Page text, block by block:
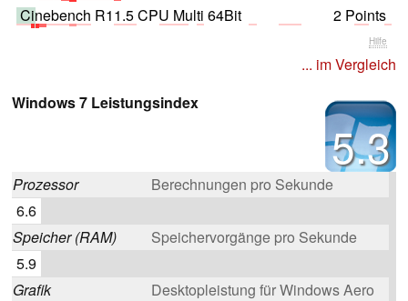
Cinebench R11.5 CPU Multi 64Bit
2 Points
Hilfe
... im Vergleich
5.3
Windows 7 Leistungsindex
Prozessor
Berechnungen pro Sekunde
6.6
Speicher (RAM)
Speichervorgänge pro Sekunde
5.9
Grafik
Desktopleistung für Windows Aero